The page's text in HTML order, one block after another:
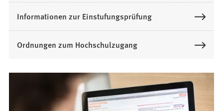
Informationen zur Einstufungsprüfung
Ordnungen zum Hochschulzugang